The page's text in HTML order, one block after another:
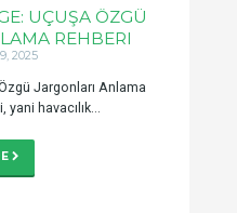
UÇUŞA ÖZGÜ
REHBERI
2025
Jargonları Anlama
havacılık...